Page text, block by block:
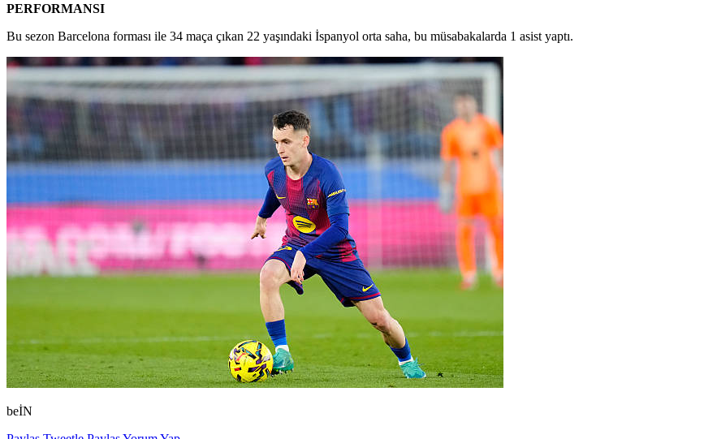
PERFORMANSI
Bu sezon Barcelona forması ile 34 maça çıkan 22 yaşındaki İspanyol orta saha, bu müsabakalarda 1 asist yaptı.
beİN